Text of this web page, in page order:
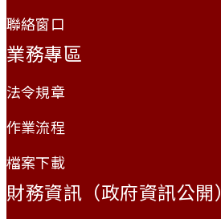
聯絡窗口
業務專區
法令規章
作業流程
檔案下載
財務資訊（政府資訊公開）